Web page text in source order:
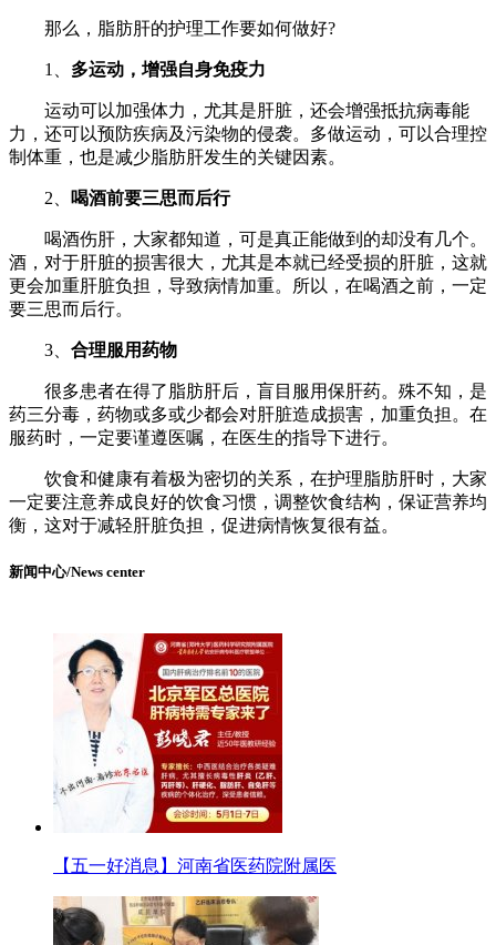
那么，脂肪肝的护理工作要如何做好?
1、 多运动，增强自身免疫力
运动可以加强体力，尤其是肝脏，还会增强抵抗病毒能
力，还可以预防疾病及污染物的侵袭。多做运动，可以合理控
制体重，也是减少脂肪肝发生的关键因素。
2、 喝酒前要三思而后行
喝酒伤肝，大家都知道，可是真正能做到的却没有几个。
酒，对于肝脏的损害很大，尤其是本就已经受损的肝脏，这就
更会加重肝脏负担，导致病情加重。所以，在喝酒之前，一定
要三思而后行。
3、 合理服用药物
很多患者在得了脂肪肝后，盲目服用保肝药。殊不知，是
药三分毒，药物或多或少都会对肝脏造成损害，加重负担。在
服药时，一定要谨遵医嘱，在医生的指导下进行。
饮食和健康有着极为密切的关系，在护理脂肪肝时，大家
一定要注意养成良好的饮食习惯，调整饮食结构，保证营养均
衡，这对于减轻肝脏负担，促进病情恢复很有益。
新闻中心/News center
【五一好消息】河南省医药院附属医